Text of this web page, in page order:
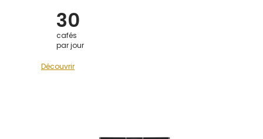
30
cafés
par jour
Découvrir